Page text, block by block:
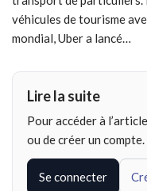
véhicules de tourisme
mondial, Uber a lancé…
Lire la suite
Pour accéder à
ou de créer un compte.
Se connecter